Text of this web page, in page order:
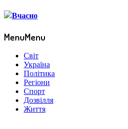
MenuMenu
Світ
Україна
Політика
Регіони
Спорт
Дозвілля
Життя